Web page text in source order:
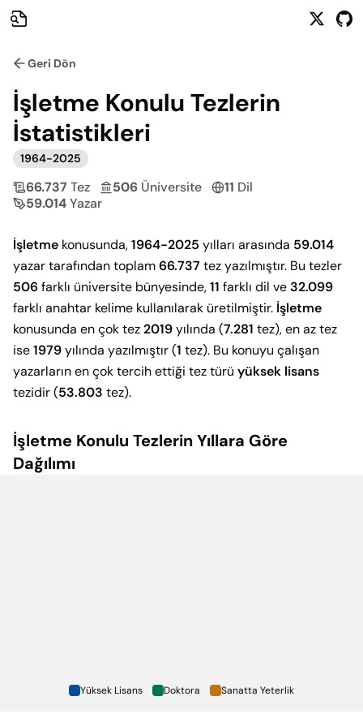
Geri Dön
İşletme Konulu Tezlerin
İstatistikleri
1964-2025
66.737 Tez 506 Üniversite 11 Dil
59.014Yazar
İşletme konusunda,1964-2025 yılları arasında 59.014
yazar tarafından toplam66.737 tez yazılmıştır. Bu tezler
506farklı üniversite bünyesinde,11 farklı dil ve 32.099
farklı anahtar kelime kullanılarak üretilmiştir. İşletme
konusunda en çok tez2019yılında (7.281 tez), en az tez
ise1979yılında yazılmıştır (1 tez). Bu konuyu çalışan
yazarların en çok tercih ettiği tez türü yüksek lisans
tezidir (53.803 tez).
İşletme Konulu Tezlerin Yıllara Göre
Dağılımı
Yüksek Lisans Doktora Sanatta Yeterlik